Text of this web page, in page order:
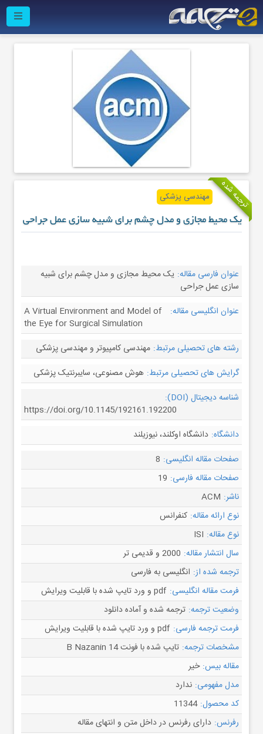
ترجمه شده مهندسی پزشکی
یک محیط مجازی و مدل چشم برای شبیه سازی عمل جراحی
عنوان فارسی مقاله: یک محیط مجازی و مدل چشم برای شبیه
سازی عمل جراحی
عنوان انگلیسی مقاله:
A Virtual Environment and Model of
the Eye for Surgical Simulation
رشته های تحصیلی مرتبط: مهندسی کامپیوتر و مهندسی پزشکی
گرایش های تحصیلی مرتبط: هوش مصنوعی، سایبرنتیک پزشکی
شناسه دیجیتال (DOI):
https://doi.org/10.1145/192161.192200
دانشگاه: دانشگاه اوکلند، نیوزیلند
صفحات مقاله انگلیسی: 8
صفحات مقاله فارسی: 19
ناشر: ACM
نوع ارائه مقاله: کنفرانس
نوع مقاله: ISI
سال انتشار مقاله: 2000 و قدیمی تر
ترجمه شده از: انگلیسی به فارسی
فرمت مقاله انگلیسی: pdf و ورد تایپ شده با قابلیت ویرایش
وضعیت ترجمه: ترجمه شده و آماده دانلود
فرمت ترجمه فارسی: pdf و ورد تایپ شده با قابلیت ویرایش
مشخصات ترجمه: تایپ شده با فونت B Nazanin 14
مقاله بیس: خیر
مدل مفهومی: ندارد
کد محصول: 11344
رفرنس: دارای رفرنس در داخل متن و انتهای مقاله